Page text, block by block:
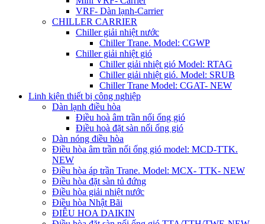
VRF- Dàn lạnh-Carrier
CHILLER CARRIER
Chiller giải nhiệt nước
Chiller Trane. Model: CGWP
Chiller giải nhiệt gió
Chiller giải nhiệt gió Model: RTAG
Chiller giải nhiệt gió. Model: SRUB
Chiller Trane Model: CGAT- NEW
Linh kiện thiết bị công nghiệp
Dàn lạnh điều hòa
Điều hoà âm trần nối ống gió
Điều hoà đặt sàn nối ống gió
Dàn nóng điều hòa
Điều hòa âm trần nối ống gió model: MCD-TTK.
NEW
Điều hòa áp trần Trane. Model: MCX- TTK- NEW
Điều hòa đặt sàn tủ đứng
Điều hòa giải nhiệt nước
Điều hòa Nhật Bãi
ĐIÊU HOA DAIKIN